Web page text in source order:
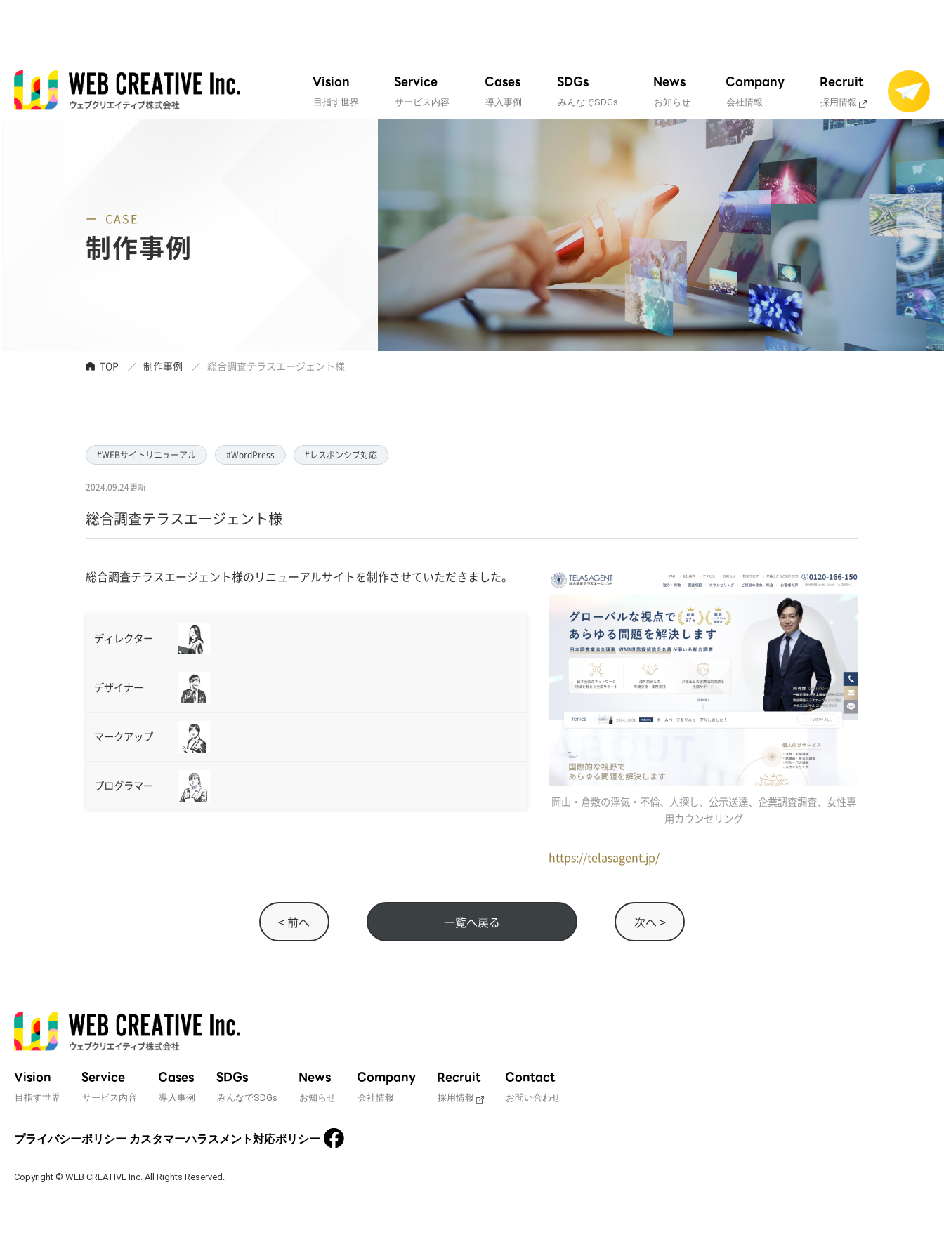
Vision
目指す世界
Service
サービス内容
Cases
導入事例
SDGs
みんなでSDGs
News
お知らせ
Company
会社情報
Recruit
採用情報
CASE
制作事例
TOP 制作事例 総合調査テラスエージェント様
#WEBサイトリニューアル #WordPress #レスポンシブ対応
2024.09.24更新
総合調査テラスエージェント様
岡山・倉敷の浮気・不倫、人探し、公示送達、企業調査調査、女性専
用カウンセリング
https://telasagent.jp/
総合調査テラスエージェント様のリニューアルサイトを制作させていただきました。
ディレクター
デザイナー
マークアップ
プログラマー
< 前へ 一覧へ戻る 次へ >
Vision
目指す世界
Service
サービス内容
Cases
導入事例
SDGs
みんなでSDGs
News
お知らせ
Company
会社情報
Recruit
採用情報
Contact
お問い合わせ
プライバシーポリシー カスタマーハラスメント対応ポリシー
Copyright © WEB CREATIVE Inc. All Rights Reserved.